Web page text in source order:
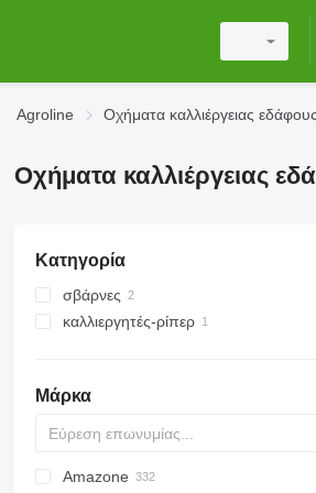
Agroline Οχήματα καλλιέργειας εδάφους
Οχήματα καλλιέργειας
Κατηγορία
σβάρνες
δισκοσβάρνες
καλλιεργητές-ρίπερ
Μάρκα
AS
Multivator
Cultiplow
Jaguar
AT30
8
AGD
KM180
FV
Amazone